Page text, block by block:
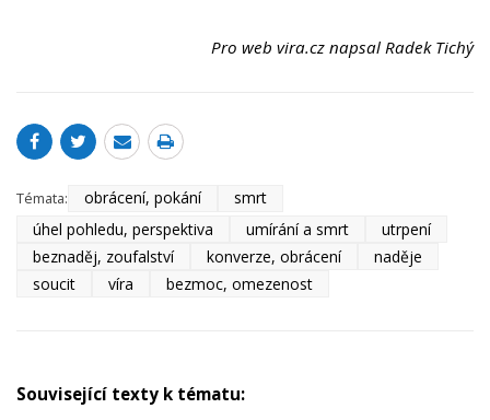
Pro web vira.cz napsal Radek Tichý
Témata: obrácení, pokání
smrt
úhel pohledu, perspektiva
umírání a smrt
utrpení
beznaděj, zoufalství
konverze, obrácení
naděje
soucit
víra bezmoc, omezenost
Související texty k tématu: